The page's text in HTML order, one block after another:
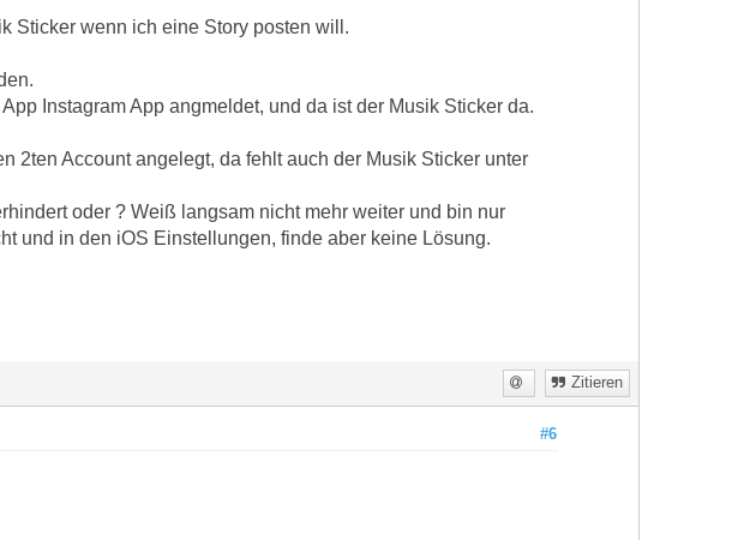
Sticker wenn ich eine Story posten will.
Instagram App angmeldet, und da ist der Musik Sticker da.
2ten Account angelegt, da fehlt auch der Musik Sticker unter
oder ? Weiß langsam nicht mehr weiter und bin nur
und in den iOS Einstellungen, finde aber keine Lösung.
Zitieren
#6